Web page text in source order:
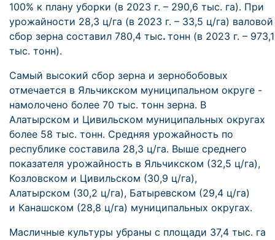
100% к плану уборки (в 2023 г. – 290,6 тыс. га). При
урожайности 28,3 ц/га (в 2023 г. – 33,5 ц/га) валовой
сбор зерна составил 780,4 тыс. тонн (в 2023 г. – 973,1
тыс. тонн).
Самый высокий сбор зерна и зернобобовых
отмечается в Яльчикском муниципальном округе -
намолочено более 70 тыс. тонн зерна. В
Алатырском и Цивильском муниципальных округах
более 58 тыс. тонн. Средняя урожайность по
республике составила 28,3 ц/га. Выше среднего
показателя урожайность в Яльчикском (32,5 ц/га),
Козловском и Цивильском (30,9 ц/га),
Алатырском (30,2 ц/га), Батыревском (29,4 ц/га)
и Канашском (28,8 ц/га) муниципальных округах.
Масличные культуры убраны с площади 37,4 тыс. га